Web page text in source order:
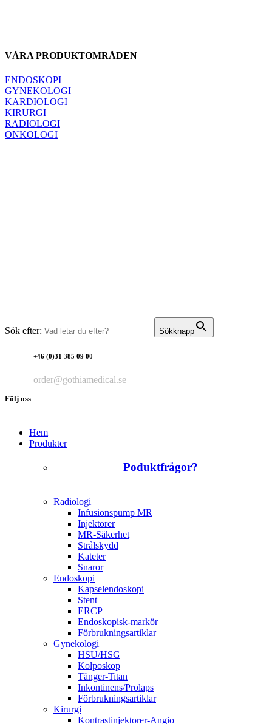
VÅRA PRODUKTOMRÅDEN
ENDOSKOPI
GYNEKOLOGI
KARDIOLOGI
KIRURGI
RADIOLOGI
ONKOLOGI
Sök efter: Sökknapp
+46 (0)31 385 09 00
order@gothiamedical.se
Följ oss
Hem
Produkter
Poduktfrågor?
Radiologi
Infusionspump MR
Injektorer
MR-Säkerhet
Strålskydd
Kateter
Snaror
Endoskopi
Kapselendoskopi
Stent
ERCP
Endoskopisk-markör
Förbrukningsartiklar
Gynekologi
HSU/HSG
Kolposkop
Tänger-Titan
Inkontinens/Prolaps
Förbrukningsartiklar
Kirurgi
Kontrastinjektorer-Angio